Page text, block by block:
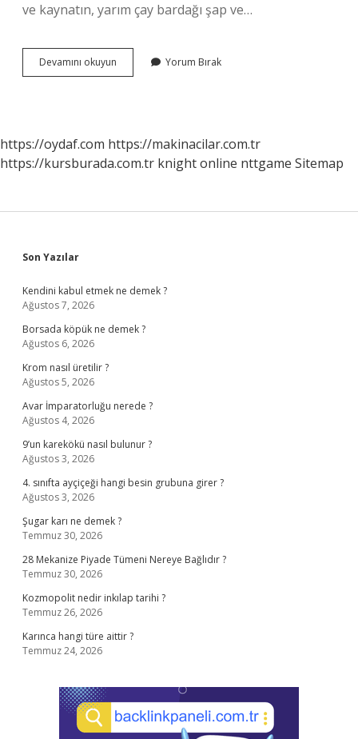
ve kaynatın, yarım çay bardağı şap ve…
Devamını okuyun
Kuvvetli
Yorum Bırak
https://oydaf.com https://makinacilar.com.tr
https://kursburada.com.tr knight online nttgame Sitemap
Sidebar
Son Yazılar
Kendini kabul etmek ne demek ?
Ağustos 7, 2026
Borsada köpük ne demek ?
Ağustos 6, 2026
Krom nasıl üretilir ?
Ağustos 5, 2026
Avar İmparatorluğu nerede ?
Ağustos 4, 2026
9’un karekökü nasıl bulunur ?
Ağustos 3, 2026
4. sınıfta ayçiçeği hangi besin grubuna girer ?
Ağustos 3, 2026
Şugar karı ne demek ?
Temmuz 30, 2026
28 Mekanize Piyade Tümeni Nereye Bağlıdır ?
Temmuz 30, 2026
Kozmopolit nedir inkılap tarihi ?
Temmuz 26, 2026
Karınca hangi türe aittir ?
Temmuz 24, 2026